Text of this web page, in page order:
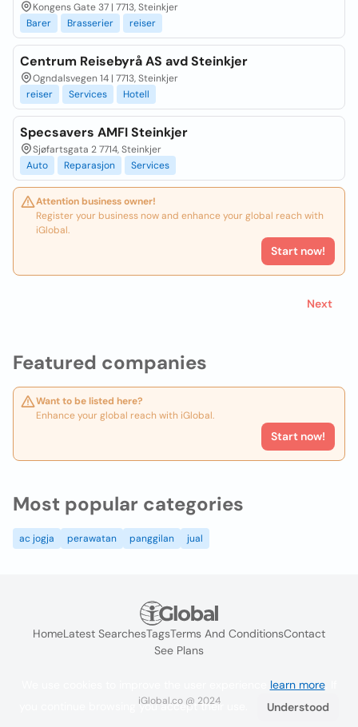
Featured companies
Want to be listed here?
Enhance your global reach with iGlobal.
Start now!
Kongens Gate 37 | 7713, Steinkjer
Barer
Brasserier reiser
Centrum Reisebyrå AS avd Steinkjer
Ogndalsvegen 14 | 7713, Steinkjer
reiser
Services Hotell
Specsavers AMFI Steinkjer
Sjøfartsgata 2 7714, Steinkjer
Auto
Reparasjon Services
Attention business owner!
Register your business now and enhance your global reach with
iGlobal.
Start now!
Next
Most popular categories
ac jogja perawatan panggilan jual
HomeLatest SearchesTagsTerms And ConditionsContact
See Plans
iGlobal.co @ 2024
learn more. If
you continue browsing you accept their use.
Understood